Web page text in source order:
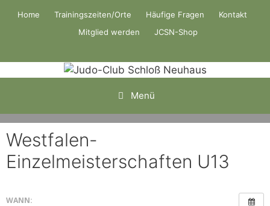
Home Trainingszeiten/Orte Häufige Fragen
Kontakt
Mitglied werden
JCSN-Shop
Menü
Westfalen-
Einzelmeisterschaften U13
WANN: